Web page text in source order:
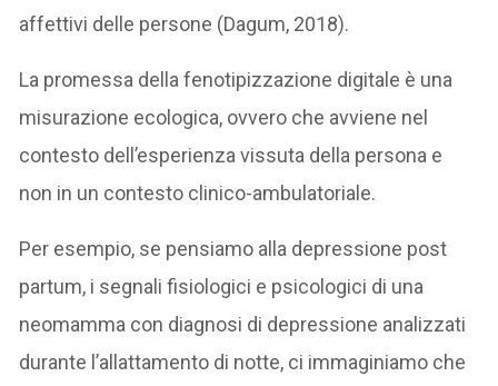
affettivi delle persone (Dagum, 2018).
La promessa della fenotipizzazione digitale è una
misurazione ecologica, ovvero che avviene nel
contesto dell’esperienza vissuta della persona e
non in un contesto clinico-ambulatoriale.
Per esempio, se pensiamo alla depressione post
partum, i segnali fisiologici e psicologici di una
neomamma con diagnosi di depressione analizzati
durante l’allattamento di notte, ci immaginiamo che